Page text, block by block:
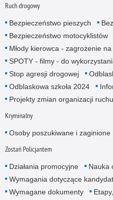
Ruch drogowy
Bezpieczeństwo pieszych
Bezpieczeństwo motocyklistów
Młody kierowca - zagrożenie
SPOTY - filmy - do
Stop agresji drogowej
Odblaskowa szkoła 2024
Projekty zmian organizacji ruchu
Kryminalny
Osoby poszukiwane i zaginione
Zostań Policjantem
Działania promocyjne
Nauka
Wymagania dotyczące
Wymagane dokumenty